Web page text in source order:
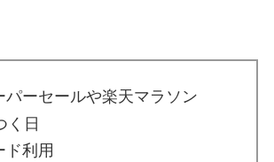
パーセールや楽天マラソン
く日
ド利用